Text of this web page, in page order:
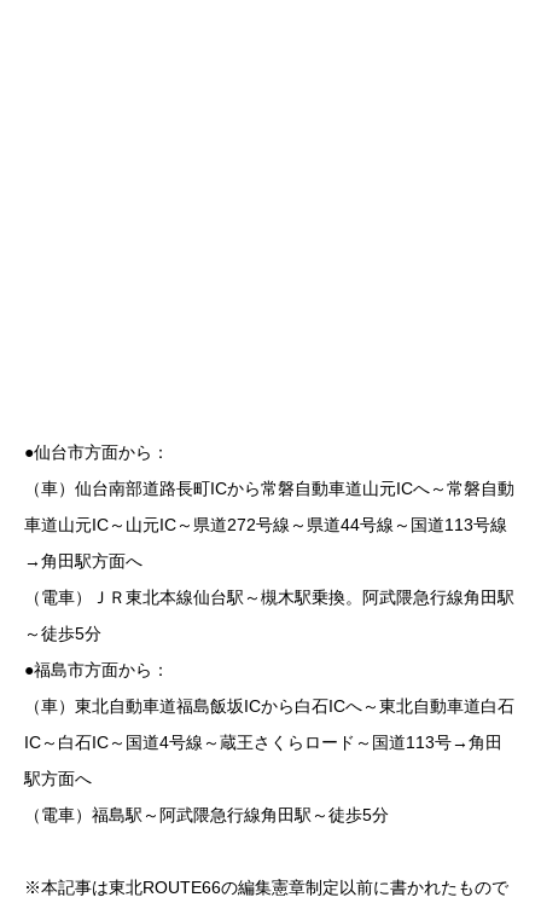
●仙台市方面から：
（車）仙台南部道路長町ICから常磐自動車道山元ICへ～常磐自動
車道山元IC～山元IC～県道272号線～県道44号線～国道113号線
→角田駅方面へ
（電車）ＪＲ東北本線仙台駅～槻木駅乗換。阿武隈急行線角田駅
～徒歩5分
●福島市方面から：
（車）東北自動車道福島飯坂ICから白石ICへ～東北自動車道白石
IC～白石IC～国道4号線～蔵王さくらロード～国道113号→角田
駅方面へ
（電車）福島駅～阿武隈急行線角田駅～徒歩5分
※本記事は東北ROUTE66の編集憲章制定以前に書かれたもので